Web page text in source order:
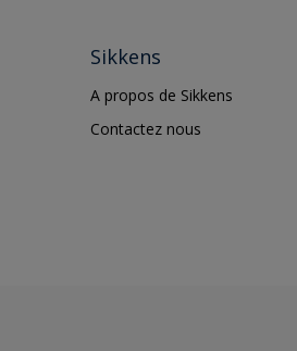
Sikkens
A propos de Sikkens
Contactez nous